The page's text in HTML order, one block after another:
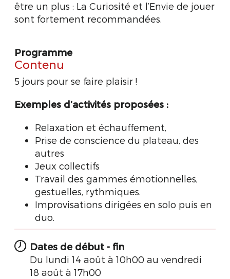
être un plus ; La Curiosité et l’Envie de jouer
sont fortement recommandées.
Programme
Contenu
5 jours pour se faire plaisir !
Exemples d’activités proposées :
Relaxation et échauffement,
Prise de conscience du plateau, des
autres
Jeux collectifs
Travail des gammes émotionnelles,
gestuelles, rythmiques.
Improvisations dirigées en solo puis en
duo.
Dates de début - fin
Du lundi 14 août à 10h00 au vendredi
18 août à 17h00